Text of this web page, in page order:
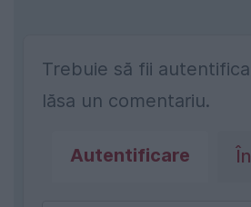
Trebuie să fii
lăsa un comentariu.
Autentificare